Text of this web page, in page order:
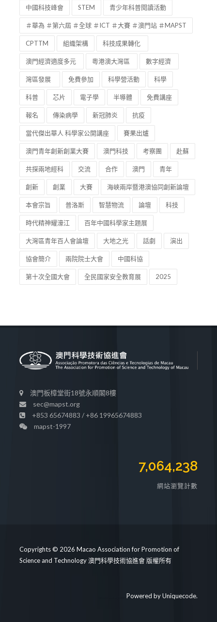
中國科技峰會 STEM 青少年科普閱讀活動
＃華為 ＃第六屆 ＃全球 ＃ICT ＃大賽 ＃澳門站 ＃MAPST
CPTTM 組織架構 科技成果轉化
澳門經濟適度多元 粵港澳大灣區 數字經濟
灣區發展 免費參加 科學營活動 科學
科普 芯片 電子學 半導體 免費講座
報名 傳染病學 新冠肺炎 抗疫
當代傑出華人 科學家公開講座 賽果出爐
澳門青年創新創業大賽 澳門科技 考察團 赴蘇
共探兩地經科 交流 合作 澳門 青年
創新 創業 大賽 海峽兩岸暨港澳協同創新論壇
本會宗旨 普洛斯 智慧物流 論壇 科技
時代精神耀濠江 百年中國科學家主題展
大灣區青年百人會論壇 大地之光 話劇 演出
協會簡介 兩院院士大會 中國科協
第十次全國大會 全民國家安全教育展 2025
澳門板樟堂街18號永順閣8樓
sec@mapst.org
+853 65674883 / +86 19965674883
mapst-1997
7,064,238
網站瀏覽計數
Copyrights © 2026 Macao Association for Promotion of
Science and Technology 澳門科學技術協進會 版權所有
Powered byUniquecode.